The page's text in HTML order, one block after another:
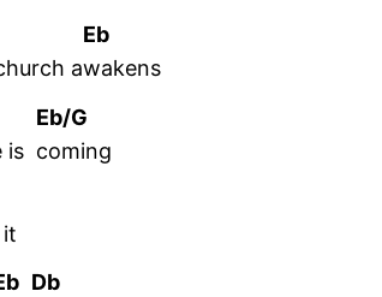
a
Eb
wakens
is
Eb/G
coming
it
Db